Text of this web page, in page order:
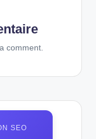
comment.
SEO